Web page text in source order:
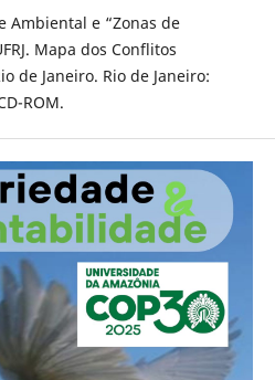
Ambiental e “Zonas de
Mapa dos Conflitos
de Janeiro. Rio de Janeiro:
ROM.